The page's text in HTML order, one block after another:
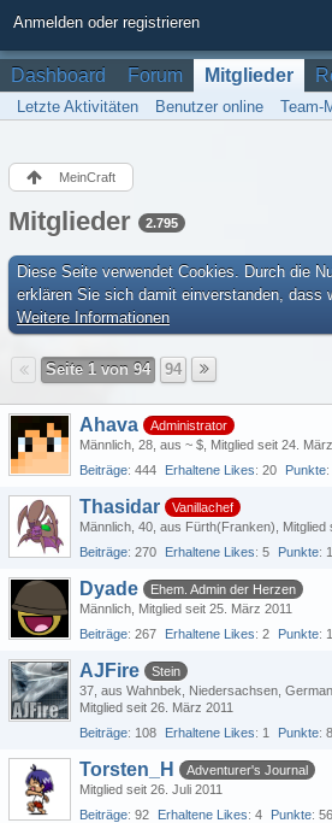
Anmelden oder registrieren
Dashboard Forum Mitglieder
Letzte Aktivitäten Benutzer online Team-
MeinCraft
Mitglieder 2.795
Diese Seite verwendet Cookies. Durch die
erklären Sie sich damit einverstanden, dass
Weitere Informationen
Seite 1 von 94 94
Ahava
Administrator
Männlich 28 aus ~ $ Mitglied seit 24.
Beiträge 444 Erhaltene Likes 20 Punkte
Thasidar
Vanillachef
Männlich 40 aus Fürth(Franken)
Mitglied
Beiträge 270 Erhaltene Likes 5 Punkte
Dyade
Ehem. Admin der Herzen
Männlich Mitglied seit 25. März 2011
Beiträge 267 Erhaltene Likes 2 Punkte
AJFire
Stein
37 aus Wahnbek, Niedersachsen,
Mitglied seit 26. März 2011
Beiträge 108 Erhaltene Likes 1 Punkte
Torsten_H
Adventurer's Journal
Mitglied seit 26. Juli 2011
Beiträge 92 Erhaltene Likes 4 Punkte